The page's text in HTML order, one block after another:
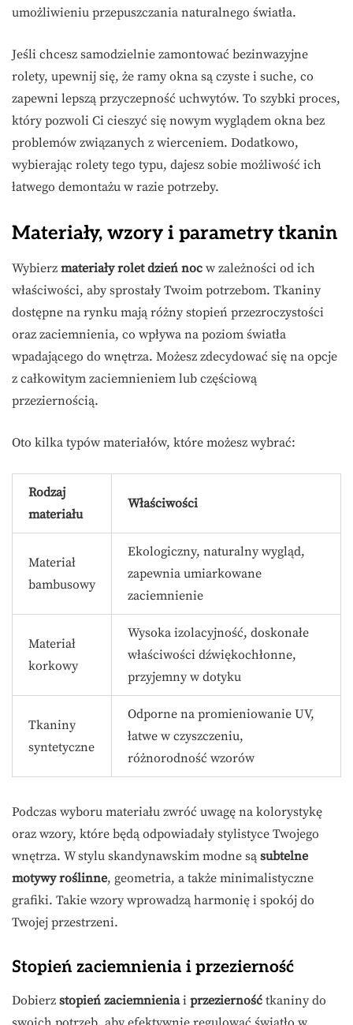
umożliwieniu przepuszczania naturalnego światła.
Jeśli chcesz samodzielnie zamontować bezinwazyjne
rolety, upewnij się, że ramy okna są czyste i suche, co
zapewni lepszą przyczepność uchwytów. To szybki proces,
który pozwoli Ci cieszyć się nowym wyglądem okna bez
problemów związanych z wierceniem. Dodatkowo,
wybierając rolety tego typu, dajesz sobie możliwość ich
łatwego demontażu w razie potrzeby.
Materiały, wzory i parametry tkanin
Wybierz materiały rolet dzień noc w zależności od ich
właściwości, aby sprostały Twoim potrzebom. Tkaniny
dostępne na rynku mają różny stopień przezroczystości
oraz zaciemnienia, co wpływa na poziom światła
wpadającego do wnętrza. Możesz zdecydować się na opcje
z całkowitym zaciemnieniem lub częściową
przeziernością.
Oto kilka typów materiałów, które możesz wybrać:
Rodzaj
materiału
Właściwości
Materiał
bambusowy
Ekologiczny, naturalny wygląd,
zapewnia umiarkowane
zaciemnienie
Materiał
korkowy
Wysoka izolacyjność, doskonałe
właściwości dźwiękochłonne,
przyjemny w dotyku
Tkaniny
syntetyczne
Odporne na promieniowanie UV,
łatwe w czyszczeniu,
różnorodność wzorów
Podczas wyboru materiału zwróć uwagę na kolorystykę
oraz wzory, które będą odpowiadały stylistyce Twojego
wnętrza. W stylu skandynawskim modne są subtelne
motywy roślinne, geometria, a także minimalistyczne
grafiki. Takie wzory wprowadzą harmonię i spokój do
Twojej przestrzeni.
Stopień zaciemnienia i przezierność
Dobierz stopień zaciemnieniai przezierność tkaniny do